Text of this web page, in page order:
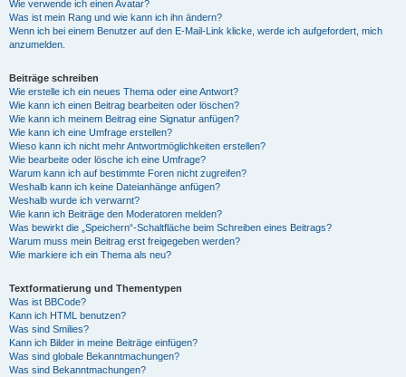
Wie verwende ich einen Avatar?
Was ist mein Rang und wie kann ich ihn ändern?
Wenn ich bei einem Benutzer auf den E-Mail-Link klicke, werde ich aufgefordert, mich
anzumelden.
Beiträge schreiben
Wie erstelle ich ein neues Thema oder eine Antwort?
Wie kann ich einen Beitrag bearbeiten oder löschen?
Wie kann ich meinem Beitrag eine Signatur anfügen?
Wie kann ich eine Umfrage erstellen?
Wieso kann ich nicht mehr Antwortmöglichkeiten erstellen?
Wie bearbeite oder lösche ich eine Umfrage?
Warum kann ich auf bestimmte Foren nicht zugreifen?
Weshalb kann ich keine Dateianhänge anfügen?
Weshalb wurde ich verwarnt?
Wie kann ich Beiträge den Moderatoren melden?
Was bewirkt die „Speichern“-Schaltfläche beim Schreiben eines Beitrags?
Warum muss mein Beitrag erst freigegeben werden?
Wie markiere ich ein Thema als neu?
Textformatierung und Thementypen
Was ist BBCode?
Kann ich HTML benutzen?
Was sind Smilies?
Kann ich Bilder in meine Beiträge einfügen?
Was sind globale Bekanntmachungen?
Was sind Bekanntmachungen?